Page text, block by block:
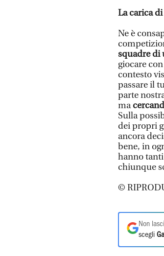
La carica
Ne è
squadre di
giocare
contesto
passare il
parte
ma
Sulla
dei propri
ancora
bene, in
hanno
chiunque
©
Non
scegli